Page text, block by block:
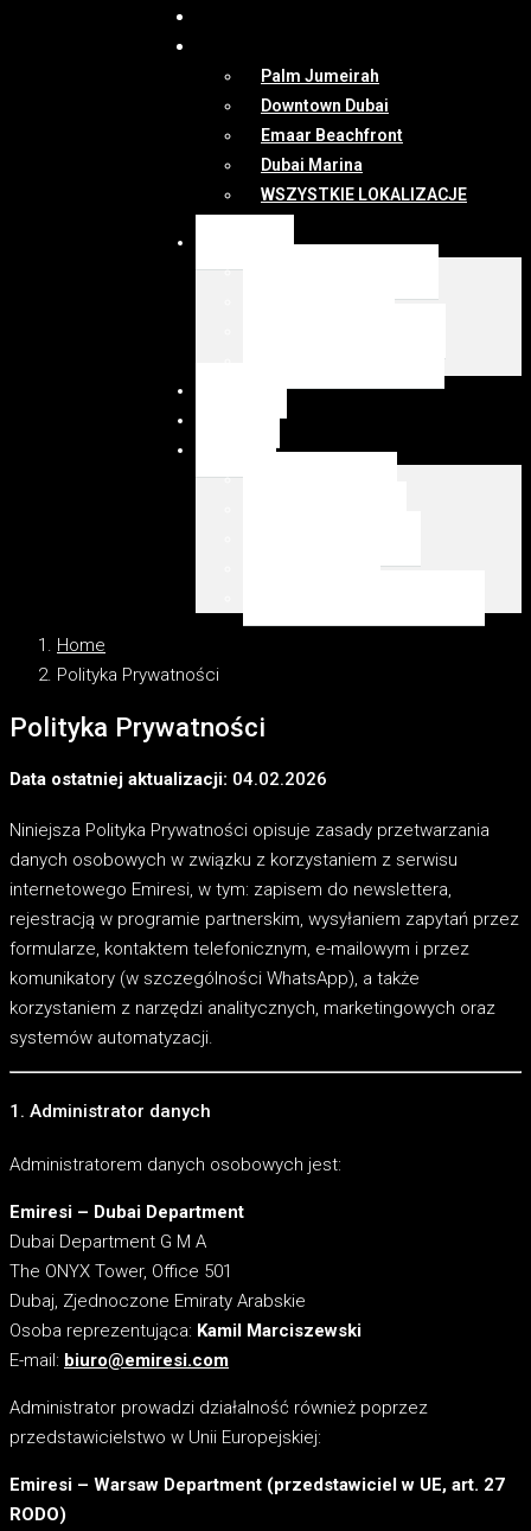
Palm Jumeirah
Downtown Dubai
Emaar Beachfront
Dubai Marina
WSZYSTKIE LOKALIZACJE
Home
Polityka Prywatności
Polityka Prywatności
Data ostatniej aktualizacji: 04.02.2026
Niniejsza Polityka Prywatności opisuje zasady przetwarzania
danych osobowych w związku z korzystaniem z serwisu
internetowego Emiresi, w tym: zapisem do newslettera,
rejestracją w programie partnerskim, wysyłaniem zapytań przez
formularze, kontaktem telefonicznym, e-mailowym i przez
komunikatory (w szczególności WhatsApp), a także
korzystaniem z narzędzi analitycznych, marketingowych oraz
systemów automatyzacji.
1. Administrator danych
Administratorem danych osobowych jest:
Emiresi – Dubai Department
Dubai Department G M A
The ONYX Tower, Office 501
Dubaj, Zjednoczone Emiraty Arabskie
Osoba reprezentująca: Kamil Marciszewski
E-mail: biuro@emiresi.com
Administrator prowadzi działalność również poprzez
przedstawicielstwo w Unii Europejskiej:
Emiresi – Warsaw Department (przedstawiciel w UE, art. 27
RODO)